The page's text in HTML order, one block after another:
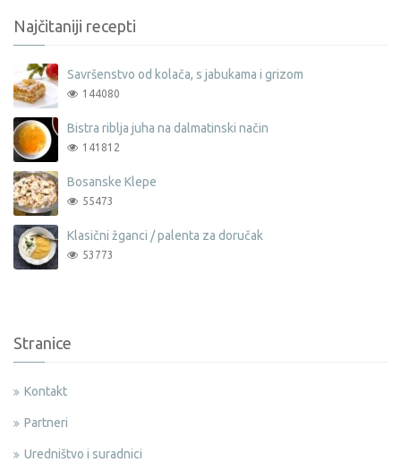
Najčitaniji recepti
Savršenstvo od kolača, s jabukama i grizom
144080
Bistra riblja juha na dalmatinski način
141812
Bosanske Klepe
55473
Klasični žganci / palenta za doručak
53773
Stranice
Kontakt
Partneri
Uredništvo i suradnici